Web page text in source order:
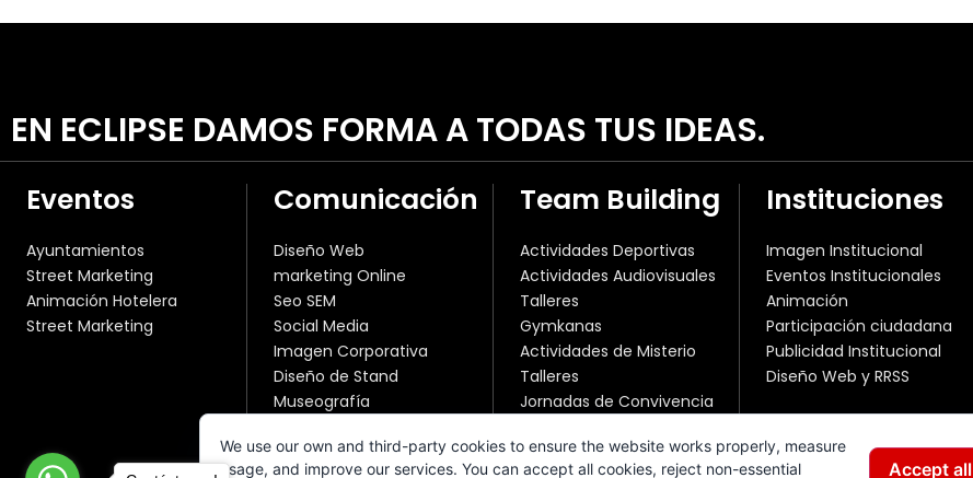
EN ECLIPSE DAMOS FORMA A TODAS TUS IDEAS.
Eventos
Ayuntamientos
Street Marketing
Animación Hotelera
Street Marketing
Comunicación
Diseño Web
marketing Online
Seo SEM
Social Media
Imagen Corporativa
Diseño de Stand
Museografía
Fotografía y Vídeo
Team Building
Actividades Deportivas
Actividades Audiovisuales
Talleres
Gymkanas
Actividades de Misterio
Talleres
Jornadas de Convivencia
Instituciones
Imagen Institucional
Eventos Institucionales
Animación
Participación ciudadana
Publicidad Institucional
Diseño Web y RRSS
We use our own and third-party cookies to ensure the website works properly, measure
usage, and improve our services. You can accept all cookies, reject non-essential
Accept all